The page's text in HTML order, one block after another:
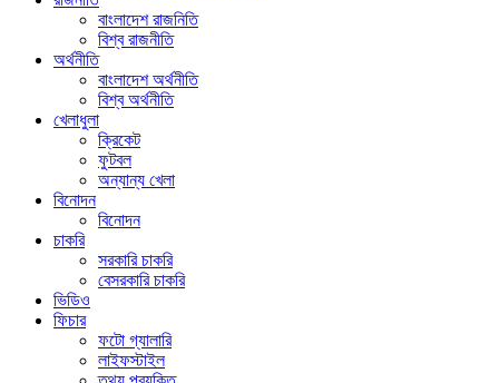
বাংলাদেশ রাজনিতি
বিশ্ব রাজনীতি
অর্থনীতি
বাংলাদেশ অর্থনীতি
বিশ্ব অর্থনীতি
খেলাধুলা
ক্রিকেট
ফুটবল
অন্যান্য খেলা
বিনোদন
বিনোদন
চাকরি
সরকারি চাকরি
বেসরকারি চাকরি
ভিডিও
ফিচার
ফটো গ্যালারি
লাইফস্টাইল